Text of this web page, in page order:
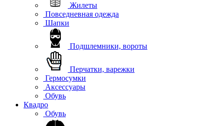
Жилеты
Повседневная одежда
Шапки
Подшлемники, вороты
Перчатки, варежки
Гермосумки
Аксессуары
Обувь
Квадро
Обувь